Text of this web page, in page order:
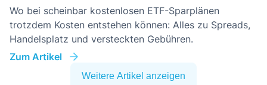
Wo bei scheinbar kostenlosen ETF-Sparplänen
trotzdem Kosten entstehen können: Alles zu Spreads,
Handelsplatz und versteckten Gebühren.
Zum Artikel
Weitere Artikel anzeigen